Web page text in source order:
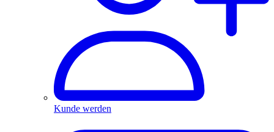
Kunde werden